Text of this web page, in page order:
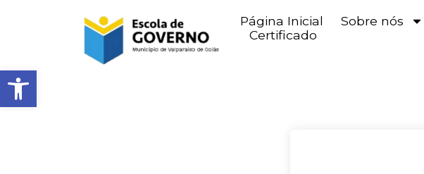
Abrir barra de ferramentas
Página Inicial Sobre nós
Certificado